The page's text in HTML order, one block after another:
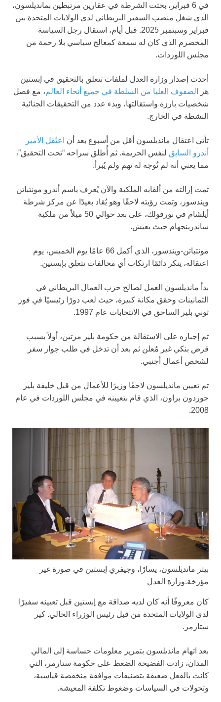
في 6 فبراير، بحثت الشرطة في عقارين مرتبطين بمانديلسون،
الذي شغل منصب السفير البريطاني لدى الولايات المتحدة بين
فبراير وسبتمبر 2025. قبل أيام، استقال رجل السياسة
المخضرم الذي كان له سمعة كمعالج سياسي بلا رحمة من
مجلس اللوردات.
أحدث إصدار وزارة العدل لملفات تتعلق بالتحقيق في إبستين
هز
الصفوف العليا من السلطة في جميع أنحاء العالم، مع فصل
شخصيات بارزة واستقالتها، وبدء عدد من التحقيقات الجنائية
النشطة في الخارج.
تأتي اعتقال مانديلسون أقل من أسبوع بعد أن
اعتُقل الأمير
أندرو السابق لنفس الجريمة. ثم أُطلق سراحه “تحت التحقيق”،
مما يعني أنه لم تُوجه له تهم ولم يُبرأ.
تمت إزالته من ألقابه الملكية والآن يُعرف باسم أندرو مونتباتن
ويندسور، وتمت رؤيته لاحقًا وهو يُقاد بعيدًا عن مركز شرطة
أيلشام في نورفولك، على بعد حوالي 50 ميلاً من ملكية
ساندرينجهام حيث يعيش.
مونتباتن-ويندسور، الذي أكمل 66 عامًا يوم الخميس، يوم
اعتقاله، ينكر دائمًا ارتكاب أي مخالفات تتعلق بإبستين.
بدأ مانديلسون العمل لصالح حزب العمال البريطاني في
الثمانينات وحقق مكانة كبيرة، حيث لعب دورًا رئيسيًا في فوز
توني بلير الساحق في الانتخابات عام 1997.
تم إجباره على الاستقالة من حكومة بلير مرتين، أولاً بسبب
قرض بنكي غير مُعلن ثم بعد أن تدخل في طلب جواز سفر
لشخص أعمال أجنبي.
تم تعيين مانديلسون لاحقًا وزيرًا للأعمال من قبل خليفة بلير
جوردون براون، الذي قام بتعيينه في مجلس اللوردات في عام
2008.
بيتر مانديلسون، يسارًا، وجيفري إبستين في صورة غير
مؤرخة.وزارة العدل
كان معروفًا أنه كان لديه صداقة مع إبستين قبل تعيينه سفيرًا
لدى الولايات المتحدة من قبل رئيس الوزراء الحالي. كير
ستارمر.
بعد اتهام مانديلسون بتمرير معلومات حساسة إلى المالي
المدان، زادت الفضيحة الضغط على حكومة ستارمر، التي
كانت بالفعل ضعيفة بتصنيفات موافقة منخفضة قياسية،
وتحولات في السياسات وضغوط تكلفة المعيشة.